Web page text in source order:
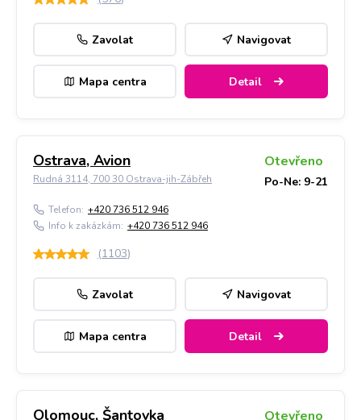
Zavolat Navigovat
Mapa centra Detail
Ostrava, Avion
Rudná 3114, 700 30 Ostrava-jih-Zábřeh
Otevřeno
Po-Ne: 9-21
Telefon: +420 736 512 946
Info k zakázkám: +420 736 512 946
(1103)
Zavolat Navigovat
Mapa centra Detail
Olomouc, Šantovka Otevřeno